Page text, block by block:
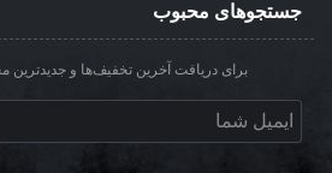
جستجوهای محبوب
برای دریافت آخرین تخفیف‌ها و جدیدترین